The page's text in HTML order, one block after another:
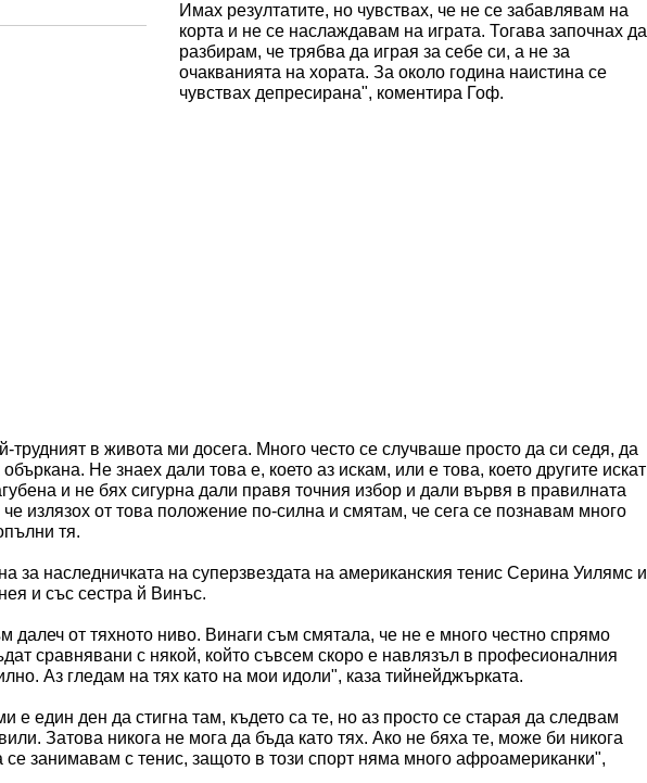
Имах резултатите, но чувствах, че не се забавлявам на
корта и не се наслаждавам на играта. Тогава започнах да
разбирам, че трябва да играя за себе си, а не за
очакванията на хората. За около година наистина се
чувствах депресирана", коментира Гоф.
трудният в живота ми досега. Много често се случваше просто да си седя, да
Не знаех дали това е, което аз искам, или е това, което другите искат
и не бях сигурна дали правя точния избор и дали вървя в правилната
излязох от това положение по-силна и смятам, че сега се познавам много
тя.
за наследничката на суперзвездата на американския тенис Серина Уилямс и
и със сестра й Винъс.
далеч от тяхното ниво. Винаги съм смятала, че не е много честно спрямо
сравнявани с някой, който съвсем скоро е навлязъл в професионалния
Аз гледам на тях като на мои идоли", каза тийнейджърката.
е един ден да стигна там, където са те, но аз просто се старая да следвам
Затова никога не мога да бъда като тях. Ако не бяха те, може би никога
занимавам с тенис, защото в този спорт няма много афроамериканки",